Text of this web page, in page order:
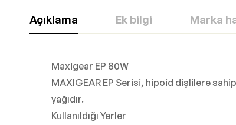
Açıklama Ek bilgi Marka
Maxigear EP 80W
MAXIGEAR EP Serisi, hipoid dişlilere
yağıdır.
Kullanıldığı Yerler